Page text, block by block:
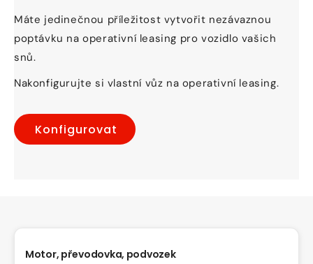
Máte jedinečnou příležitost vytvořit nezávaznou
poptávku na operativní leasing pro vozidlo vašich
snů.
Nakonfigurujte si vlastní vůz na operativní leasing.
Konfigurovat
Motor, převodovka, podvozek